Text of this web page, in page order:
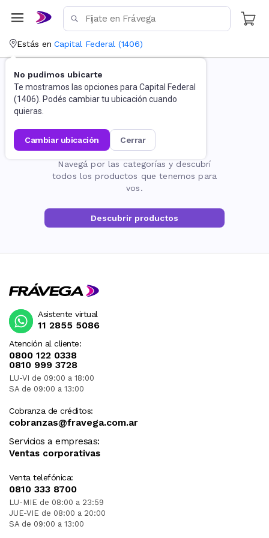
Estás en Capital Federal (1406)
No pudimos ubicarte
Te mostramos las opciones para Capital Federal
(1406). Podés cambiar tu ubicación cuando
quieras.
cambiar ubicación cerrar
La página no existe
Navegá por las categorías y descubrí
todos los productos que tenemos para
vos.
Descubrir productos
Atención al cliente:
0800 122 0338
0810 999 3728
LU-VI de 09:00 a 18:00
SA de 09:00 a 13:00
Cobranza de créditos:
cobranzas@fravega.com.ar
Servicios a empresas:
Ventas corporativas
Venta telefónica:
0810 333 8700
LU-MIE de 08:00 a 23:59
JUE-VIE de 08:00 a 20:00
SA de 09:00 a 13:00
Asistente virtual
11 2855 5086